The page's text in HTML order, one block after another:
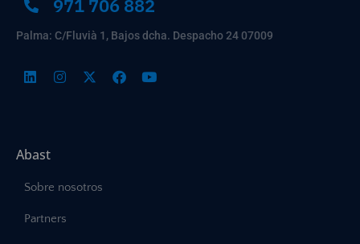
971 706 882
Palma: C/Fluvià 1, Bajos dcha. Despacho 24 07009
Abast
Sobre nosotros
Partners